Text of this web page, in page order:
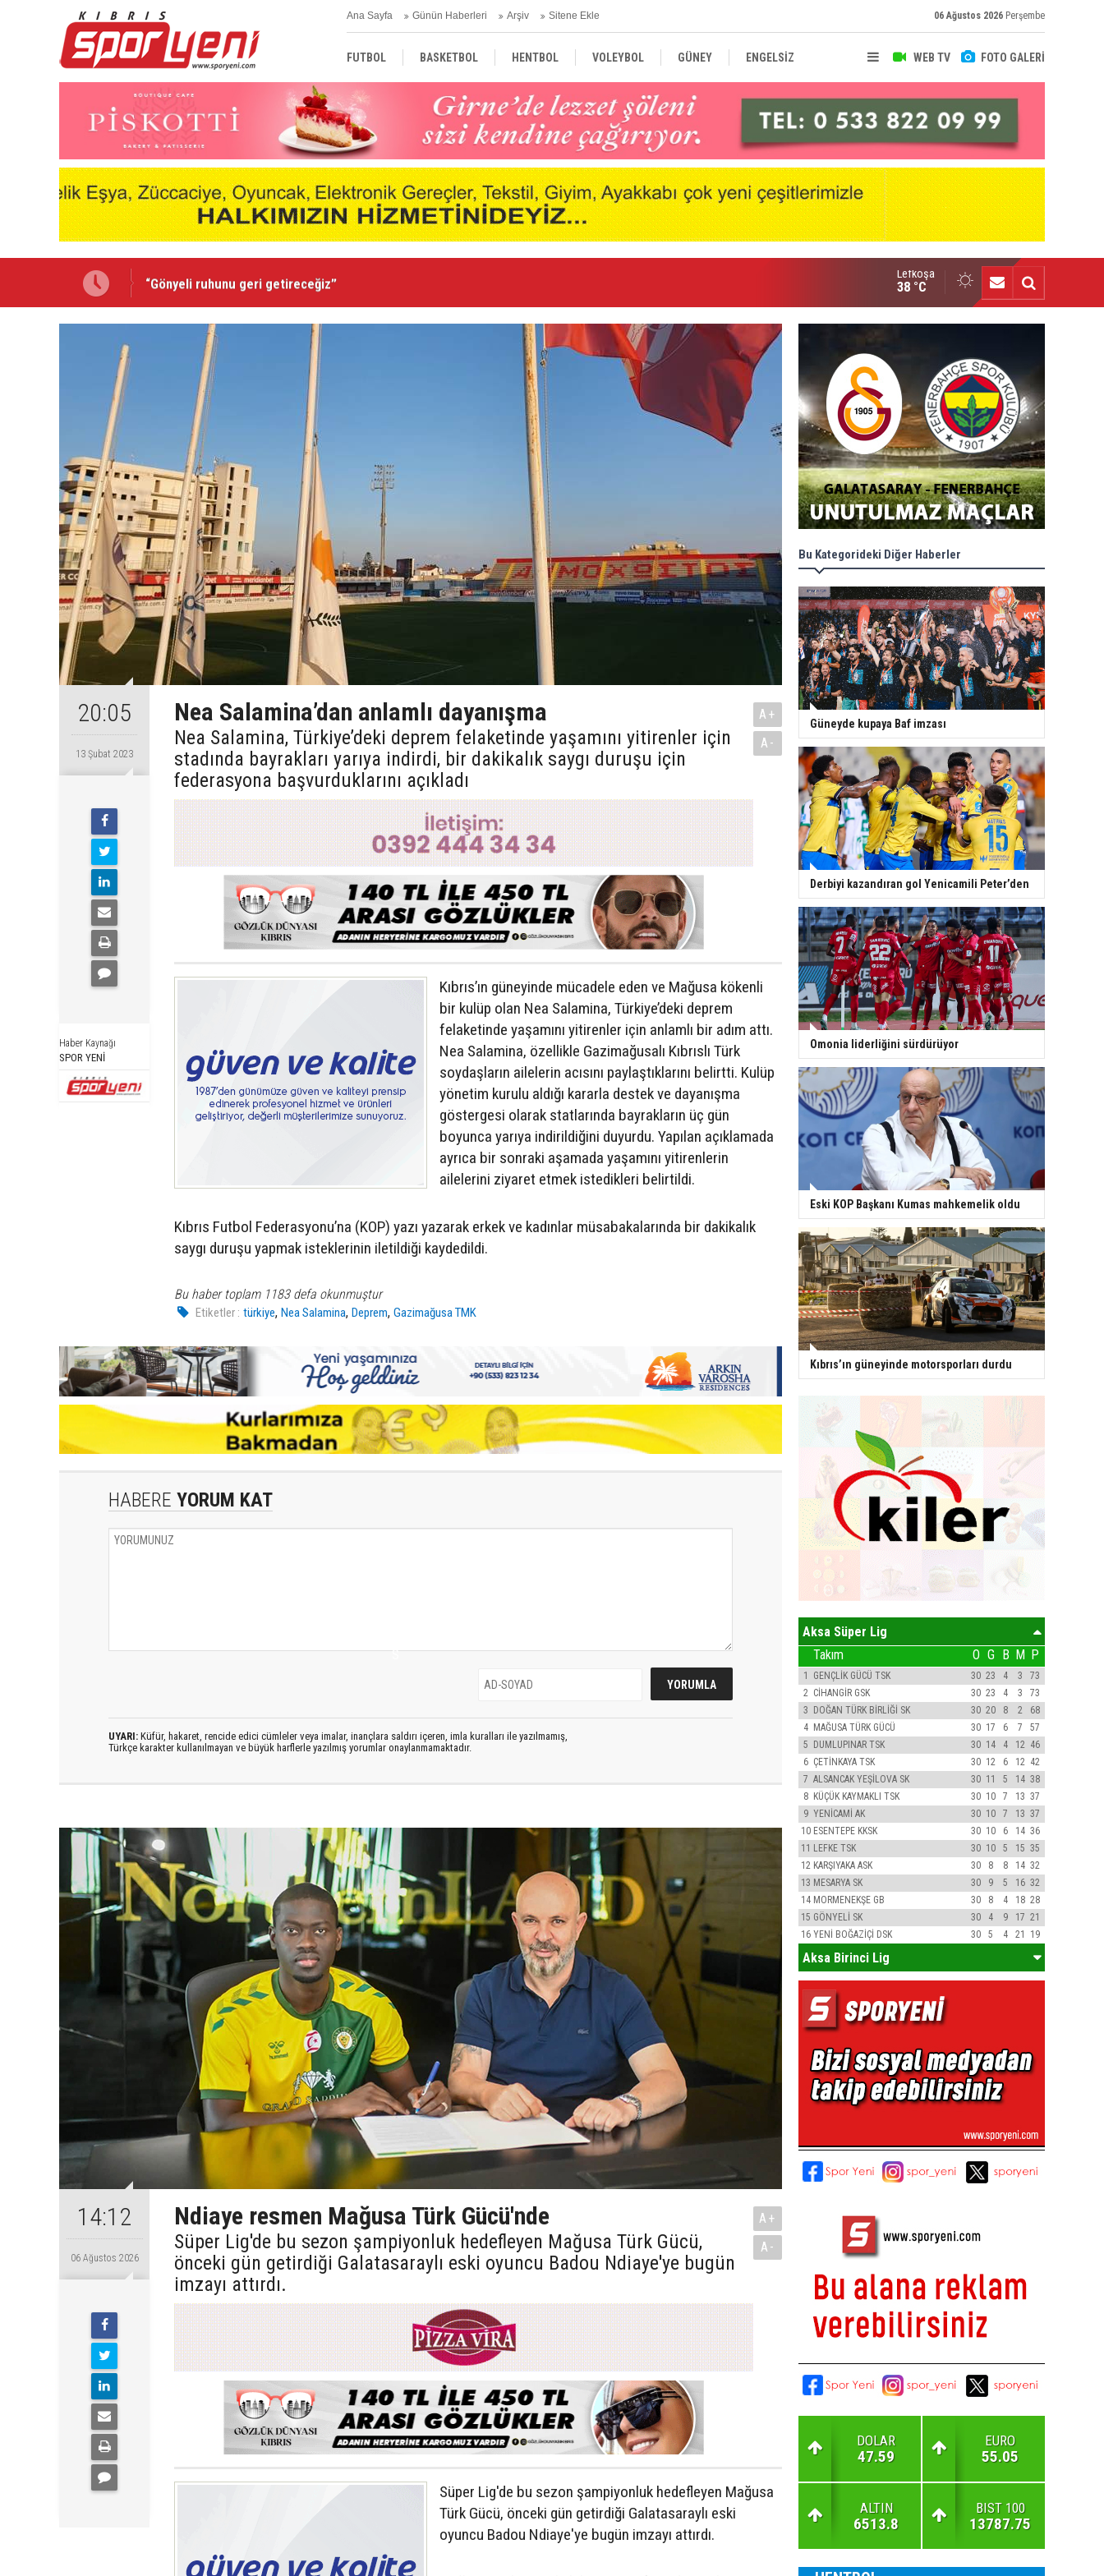
Ana Sayfa Günün Haberleri Arşiv Sitene Ekle 06 Ağustos 2026 Perşembe
WEB TV FOTO GALERİ
FUTBOL BASKETBOL HENTBOL VOLEYBOL GÜNEY ENGELSİZ
TÜRKİYE AVRUPA DÜNYA
“Gönyeli ruhunu geri getireceğiz”
Lefkoşa
38 °C
20:05
13 Şubat 2023
Haber Kaynağı
SPOR YENİ
Nea Salamina’dan anlamlı dayanışma
Nea Salamina, Türkiye’deki deprem felaketinde yaşamını yitirenler için
stadında bayrakları yarıya indirdi, bir dakikalık saygı duruşu için
federasyona başvurduklarını açıkladı
A+
A-
Kıbrıs’ın güneyinde mücadele eden ve Mağusa kökenli
bir kulüp olan Nea Salamina, Türkiye’deki deprem
felaketinde yaşamını yitirenler için anlamlı bir adım attı.
Nea Salamina, özellikle Gazimağusalı Kıbrıslı Türk
soydaşların ailelerin acısını paylaştıklarını belirtti. Kulüp
yönetim kurulu aldığı kararla destek ve dayanışma
göstergesi olarak statlarında bayrakların üç gün
boyunca yarıya indirildiğini duyurdu. Yapılan açıklamada
ayrıca bir sonraki aşamada yaşamını yitirenlerin
ailelerini ziyaret etmek istedikleri belirtildi.
Kıbrıs Futbol Federasyonu’na (KOP) yazı yazarak erkek ve kadınlar müsabakalarında bir dakikalık
saygı duruşu yapmak isteklerinin iletildiği kaydedildi.
Bu haber toplam 1183 defa okunmuştur
Etiketler : türkiye,Nea Salamina,Deprem,Gazimağusa TMK
HABERE YORUM KAT
UYARI: Küfür, hakaret, rencide edici cümleler veya imalar, inançlara saldırı içeren, imla kuralları ile yazılmamış,
Türkçe karakter kullanılmayan ve büyük harflerle yazılmış yorumlar onaylanmamaktadır.
14:12
06 Ağustos 2026
Ndiaye resmen Mağusa Türk Gücü'nde
Süper Lig'de bu sezon şampiyonluk hedefleyen Mağusa Türk Gücü,
önceki gün getirdiği Galatasaraylı eski oyuncu Badou Ndiaye'ye bugün
imzayı attırdı.
A+
A-
Süper Lig'de bu sezon şampiyonluk hedefleyen Mağusa
Türk Gücü, önceki gün getirdiği Galatasaraylı eski
oyuncu Badou Ndiaye'ye bugün imzayı attırdı.
Bu Kategorideki Diğer Haberler
Güneyde kupaya Baf imzası
Derbiyi kazandıran gol Yenicamili Peter’den
Omonia liderliğini sürdürüyor
Eski KOP Başkanı Kumas mahkemelik oldu
Kıbrıs’ın güneyinde motorsporları durdu
Aksa Süper Lig
S
Takım O G B M P
1 GENÇLİK GÜCÜ TSK 30 23 4 3
73
2 CİHANGİR GSK 30 23 4 3
73
3 DOĞAN TÜRK BİRLİĞİ SK 30 20 8 2
68
4 MAĞUSA TÜRK GÜCÜ 30 17 6 7
57
5 DUMLUPINAR TSK 30 14 4 12 46
6 ÇETİNKAYA TSK 30 12 6 12 42
7 ALSANCAK YEŞİLOVA SK 30 11 5 14 38
8 KÜÇÜK KAYMAKLI TSK 30 10 7 13 37
9 YENİCAMİ AK 30 10 7 13 37
10 ESENTEPE KKSK 30 10 6 14 36
11 LEFKE TSK 30 10 5 15 35
12 KARŞIYAKA ASK 30 8 8 14 32
13 MESARYA SK 30 9 5 16 32
14 MORMENEKŞE GB 30 8 4 18 28
15 GÖNYELİ SK 30 4 9 17 21
16 YENİ BOĞAZİÇİ DSK 30 5 4 21 19
Aksa Birinci Lig
DOLAR
47.59
EURO
55.05
ALTIN
6513.8
BIST 100
13787.75